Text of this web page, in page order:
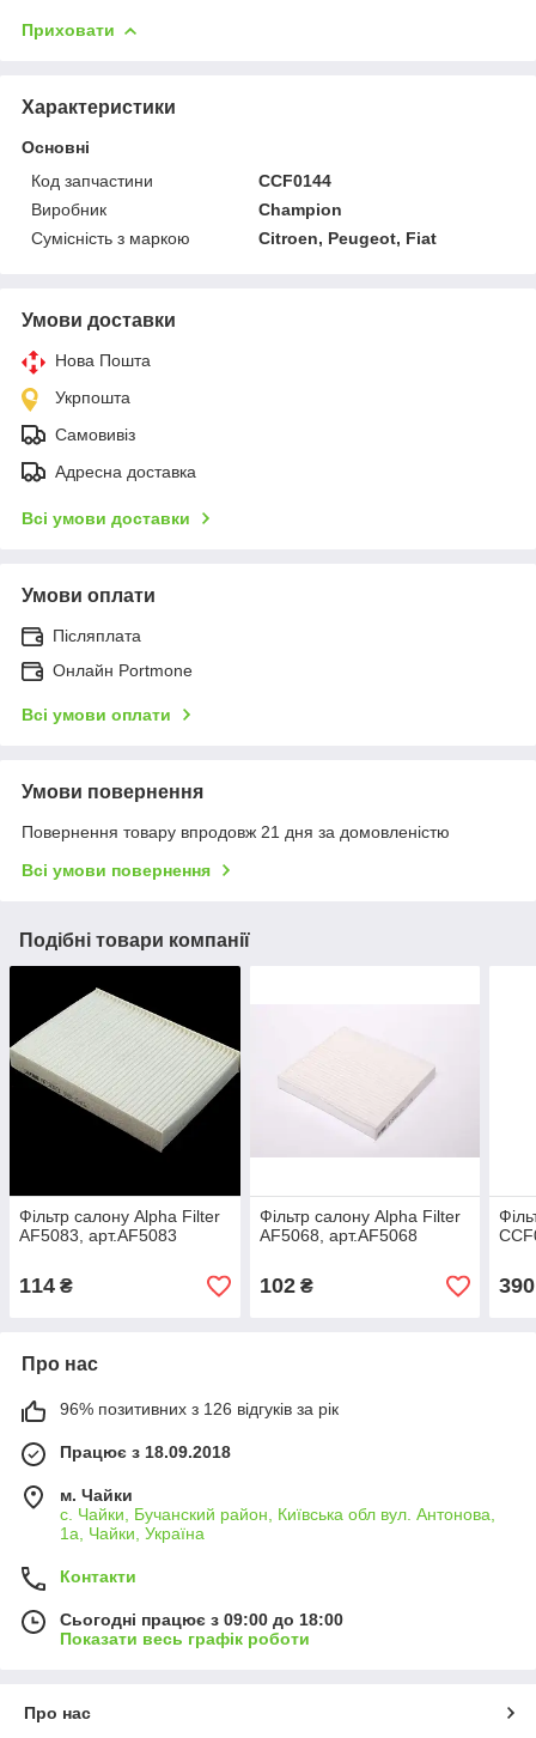
Приховати
Характеристики
Основні
Код запчастини
CCF0144
Виробник
Champion
Сумісність з маркою
Citroen, Peugeot, Fiat
Умови доставки
Нова Пошта
Укрпошта
Самовивіз
Адресна доставка
Всі умови доставки
Умови оплати
Післяплата
Онлайн Portmone
Всі умови оплати
Умови повернення
Повернення товару впродовж 21 дня за домовленістю
Всі умови повернення
Подібні товари компанії
Фільтр салону Alpha Filter
AF5083, арт.AF5083
114 ₴
Фільтр салону Alpha Filter
AF5068, арт.AF5068
102₴ 390
Про нас
96% позитивних з 126 відгуків за рік
Працює з 18.09.2018
м. Чайки
с. Чайки, Бучанский район, Київська обл вул. Антонова,
1а, Чайки, Україна
Контакти
Сьогодні працює з 09:00 до 18:00
Показати весь графік роботи
Про нас